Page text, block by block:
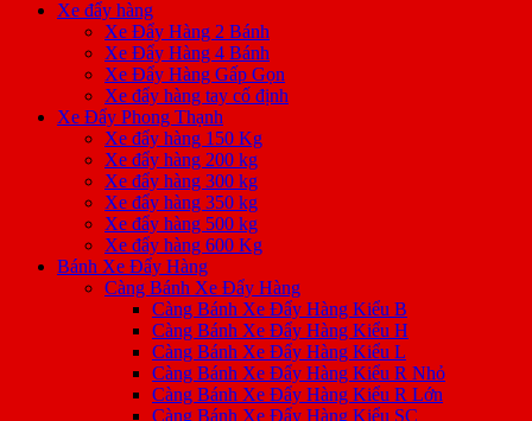
Xe đẩy hàng
Xe Đẩy Hàng 2 Bánh
Xe Đẩy Hàng 4 Bánh
Xe Đẩy Hàng Gấp Gọn
Xe đẩy hàng tay cố định
Xe Đẩy Phong Thạnh
Xe đẩy hàng 150 Kg
Xe đẩy hàng 200 kg
Xe đẩy hàng 300 kg
Xe đẩy hàng 350 kg
Xe đẩy hàng 500 kg
Xe đẩy hàng 600 Kg
Bánh Xe Đẩy Hàng
Càng Bánh Xe Đẩy Hàng
Càng Bánh Xe Đẩy Hàng Kiểu B
Càng Bánh Xe Đẩy Hàng Kiểu H
Càng Bánh Xe Đẩy Hàng Kiểu L
Càng Bánh Xe Đẩy Hàng Kiểu R Nhỏ
Càng Bánh Xe Đẩy Hàng Kiểu R Lớn
Càng Bánh Xe Đẩy Hàng Kiểu SC